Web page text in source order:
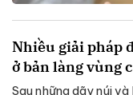
Nhiều giải pháp
ở bản làng vùng
Sau những dãy núi